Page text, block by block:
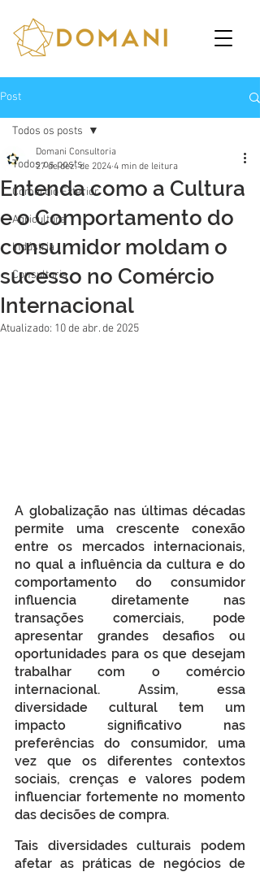
Post
Todos os posts
Comércio Exterior
Agricultura
Indústria
Consultoria
Todos os posts
Entenda como a Cultura
e o Comportamento do
consumidor moldam o
sucesso no Comércio
Internacional
Domani Consultoria
27 de dez. de 2024 4 min de leitura
Atualizado: 10 de abr. de 2025
A globalização nas últimas décadas
permite uma crescente conexão
entre os mercados internacionais,
no qual a influência da cultura e do
comportamento do consumidor
influencia diretamente nas
transações comerciais, pode
apresentar grandes desafios ou
oportunidades para os que desejam
trabalhar com o comércio
internacional. Assim, essa
diversidade cultural tem um
impacto significativo nas
preferências do consumidor, uma
vez que os diferentes contextos
sociais, crenças e valores podem
influenciar fortemente no momento
das decisões de compra.
Tais diversidades culturais podem
afetar as práticas de negócios de